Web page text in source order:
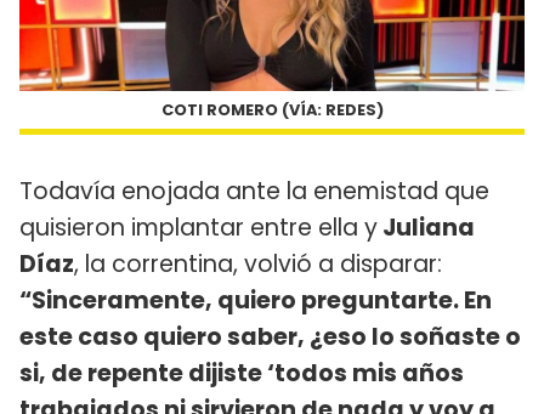
COTI ROMERO (VÍA: REDES)
Todavía enojada ante la enemistad que
quisieron implantar entre ella yJuliana
Díaz, la correntina, volvió a disparar:
“Sinceramente, quiero preguntarte. En
este caso quiero saber, ¿eso lo soñaste o
si, de repente dijiste ‘todos mis años